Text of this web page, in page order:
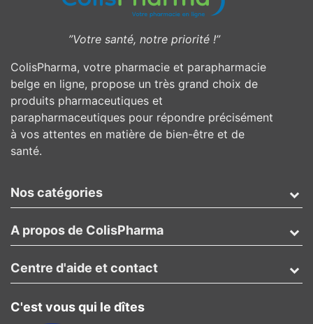
”Votre santé, notre priorité !”
ColisPharma, votre pharmacie et parapharmacie
belge en ligne, propose un très grand choix de
produits pharmaceutiques et
parapharmaceutiques pour répondre précisément
à vos attentes en matière de bien-être et de
santé.
Nos catégories
A propos de ColisPharma
C'est vous qui le dîtes
Centre d'aide et contact